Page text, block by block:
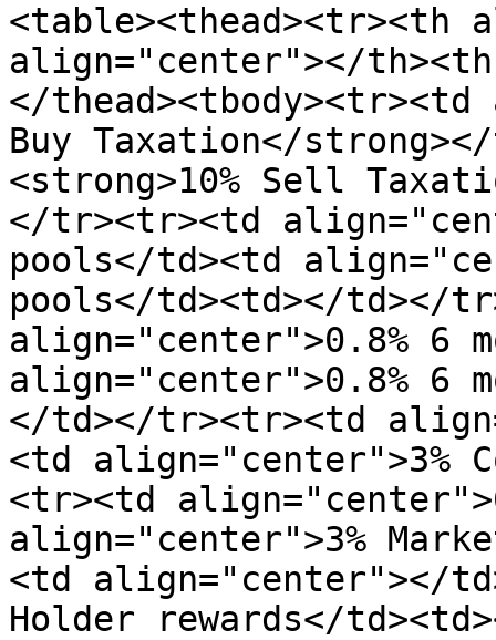
<table><thead><tr><th
align="center"></
</thead><tbody><tr><td
Buy Taxation</
<strong>10% Sell
</tr><tr><td
pools</td><td
pools</td><td></td></
align="center">0.8% 6
align="center">0.8% 6
</td></tr><tr><td
<td align="center">3%
<tr><td
align="center">3%
<td align="center"></
Holder rewards</